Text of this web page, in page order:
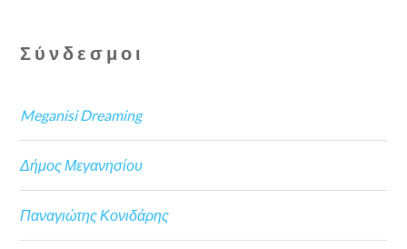
Σύνδεσμοι
Meganisi Dreaming
Δήμος Μεγανησίου
Παναγιώτης Κονιδάρης